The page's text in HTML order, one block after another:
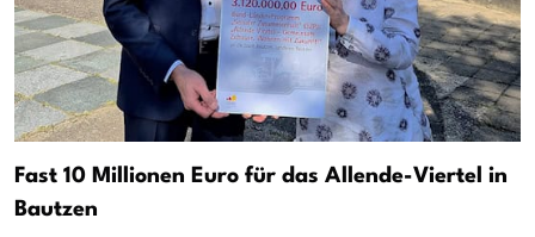
Fast 10 Millionen Euro für das Allende-Viertel in
Bautzen